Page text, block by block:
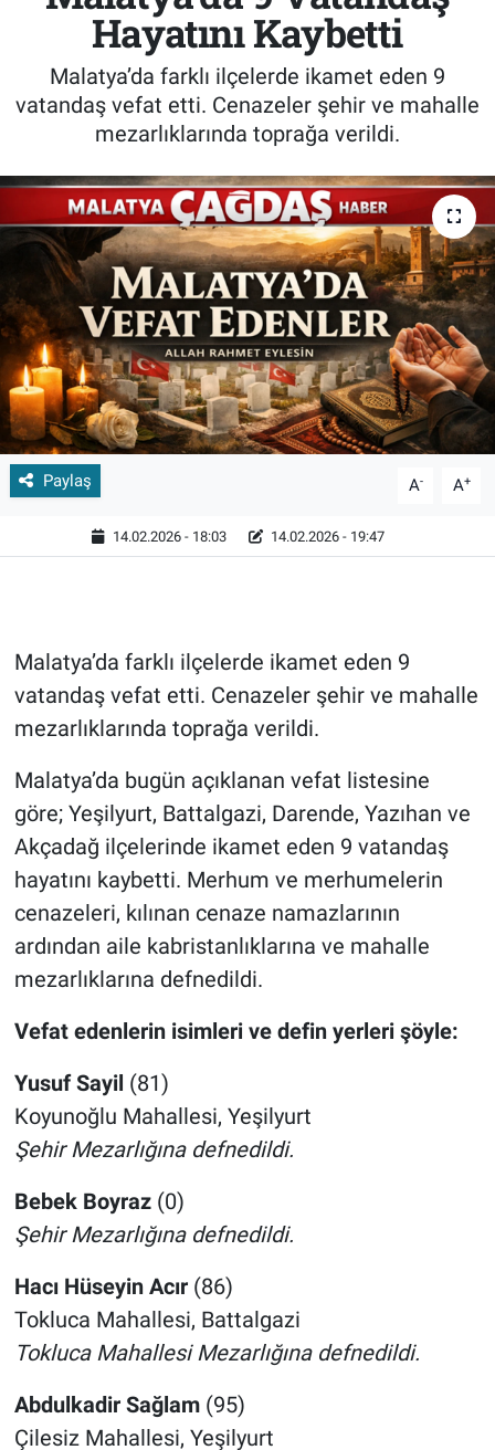
Hayatını Kaybetti
Malatya’da farklı ilçelerde ikamet eden 9
vatandaş vefat etti. Cenazeler şehir ve mahalle
mezarlıklarında toprağa verildi.
Paylaş A- A+
14.02.2026 - 18:03 14.02.2026 - 19:47
Malatya’da farklı ilçelerde ikamet eden 9
vatandaş vefat etti. Cenazeler şehir ve mahalle
mezarlıklarında toprağa verildi.
Malatya’da bugün açıklanan vefat listesine
göre; Yeşilyurt, Battalgazi, Darende, Yazıhan ve
Akçadağ ilçelerinde ikamet eden 9 vatandaş
hayatını kaybetti. Merhum ve merhumelerin
cenazeleri, kılınan cenaze namazlarının
ardından aile kabristanlıklarına ve mahalle
mezarlıklarına defnedildi.
Vefat edenlerin isimleri ve defin yerleri şöyle:
Yusuf Sayil (81)
Koyunoğlu Mahallesi, Yeşilyurt
Şehir Mezarlığına defnedildi.
Bebek Boyraz(0)
Şehir Mezarlığına defnedildi.
Hacı Hüseyin Acır(86)
Tokluca Mahallesi, Battalgazi
Tokluca Mahallesi Mezarlığına defnedildi.
Abdulkadir Sağlam(95)
Çilesiz Mahallesi, Yeşilyurt